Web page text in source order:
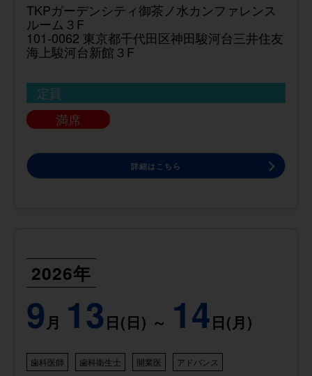
TKPガーデンシティ御茶ノ水カンファレンス
ルーム３F
101-0062 東京都千代田区神田駿河台三井住友
海上駿河台新館３F
定員
満席
詳細はこちら
2026年
9 月 13 日(日) ～ 14日(月)
歯科医師 歯科衛生士 開業医 アドバンス